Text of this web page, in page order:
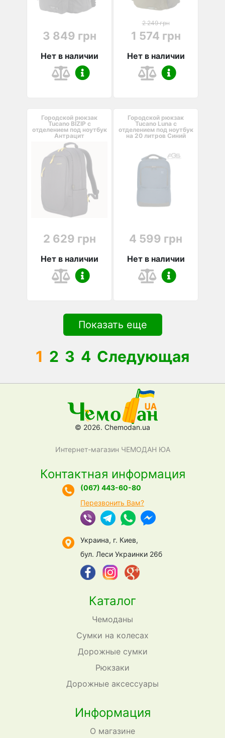
3 849 грн
Нет в наличии
2 249 грн
1 574 грн
Нет в наличии
Городской рюкзак
Tucano BIZIP с
отделением под ноутбук
Антрацит
2 629 грн
Нет в наличии
Городской рюкзак
Tucano Luna с
отделением под ноутбук
на 20 литров Синий
4 599 грн
Нет в наличии
Показать еще
1 2 3 4 Следующая
© 2026. Chemodan.ua
Интернет-магазин ЧЕМОДАН ЮА
Каталог
Чемоданы
Сумки на колесах
Дорожные сумки
Рюкзаки
Дорожные аксессуары
Информация
О магазине
Контактная информация
(067) 443-60-80
Перезвонить Вам?
Украина, г. Киев,
бул. Леси Украинки 26б